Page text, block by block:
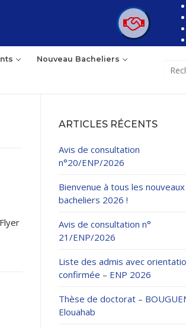
Nouveau Bacheliers
ARTICLES RÉCENTS
Avis de consultation
n°20/ENP/2026
Bienvenue à tous les nouveaux
bacheliers 2026 !
Avis de consultation n°
21/ENP/2026
Liste des admis avec
confirmée – ENP 2026
Thèse de doctorat –
Elouahab